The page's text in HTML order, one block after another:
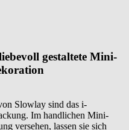
gestaltete Mini-
Slowlay sind das i-
Im handlichen Mini-
versehen, lassen sie sich